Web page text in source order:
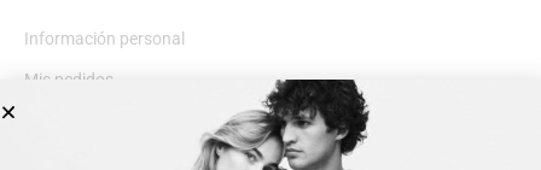
Información personal
Mis pedidos